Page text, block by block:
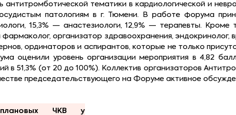
антитромботической тематики в кардиологической и
патологиям в г. Тюмени. В работе форума
15,3% — анастезиологи, 12,9% — терапевты. Кроме
фармаколог, организатор здравоохранения,
ординаторов и аспирантов, которые не только
оценили уровень организации мероприятия в 4,82
в 51,3% (от 20 до 100%). Коллектив организаторов
председательствующего на Форуме активное
ЧКВ у